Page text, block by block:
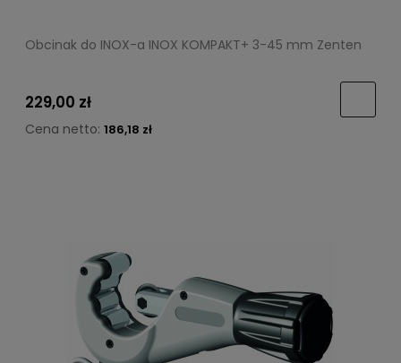
Obcinak do INOX-a INOX KOMPAKT+ 3-45 mm Zenten
229,00 zł
Cena netto: 186,18 zł